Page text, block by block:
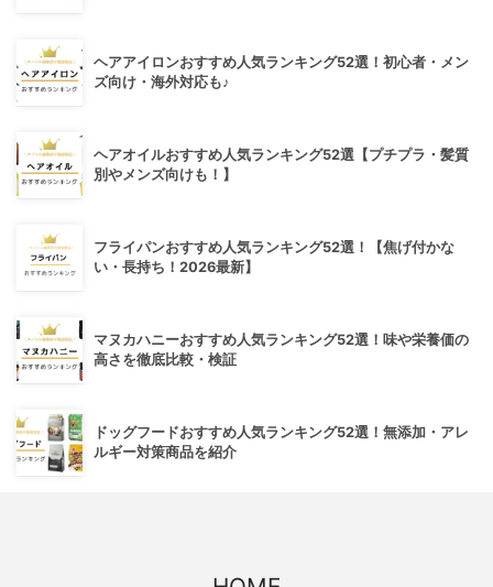
ヘアアイロンおすすめ人気ランキング52選！初心者・メン
ズ向け・海外対応も♪
ヘアオイルおすすめ人気ランキング52選【プチプラ・髪質
別やメンズ向けも！】
フライパンおすすめ人気ランキング52選！【焦げ付かな
い・長持ち！2026最新】
マヌカハニーおすすめ人気ランキング52選！味や栄養価の
高さを徹底比較・検証
ドッグフードおすすめ人気ランキング52選！無添加・アレ
ルギー対策商品を紹介